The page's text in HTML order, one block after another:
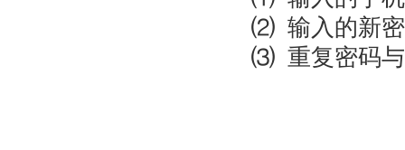
⑵ 输入的新密
⑶ 重复密码